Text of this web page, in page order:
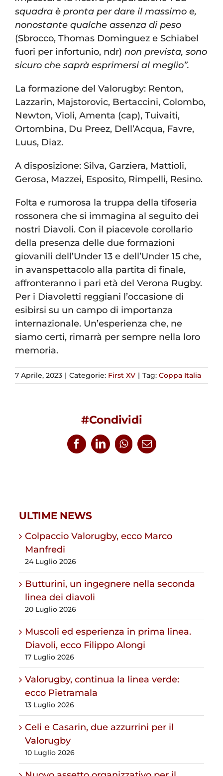
squadra è pronta per dare il massimo e,
nonostante qualche assenza di peso
(Sbrocco, Thomas Dominguez e Schiabel
fuori per infortunio, ndr) non prevista, sono
sicuro che saprà esprimersi al meglio”.
La formazione del Valorugby: Renton,
Lazzarin, Majstorovic, Bertaccini, Colombo,
Newton, Violi, Amenta (cap), Tuivaiti,
Ortombina, Du Preez, Dell’Acqua, Favre,
Luus, Diaz.
A disposizione: Silva, Garziera, Mattioli,
Gerosa, Mazzei, Esposito, Rimpelli, Resino.
Folta e rumorosa la truppa della tifoseria
rossonera che si immagina al seguito dei
nostri Diavoli. Con il piacevole corollario
della presenza delle due formazioni
giovanili dell’Under 13 e dell’Under 15 che,
in avanspettacolo alla partita di finale,
affronteranno i pari età del Verona Rugby.
Per i Diavoletti reggiani l’occasione di
esibirsi su un campo di importanza
internazionale. Un’esperienza che, ne
siamo certi, rimarrà per sempre nella loro
memoria.
7 Aprile, 2023 | Categorie: First XV | Tag: Coppa Italia
#Condividi
FacebookLinkedInWhatsApp
Email
ULTIME NEWS
Colpaccio Valorugby, ecco Marco
Manfredi
24 Luglio 2026
Butturini, un ingegnere nella seconda
linea dei diavoli
20 Luglio 2026
Muscoli ed esperienza in prima linea.
Diavoli, ecco Filippo Alongi
17 Luglio 2026
Valorugby, continua la linea verde:
ecco Pietramala
13 Luglio 2026
Celi e Casarin, due azzurrini per il
Valorugby
10 Luglio 2026